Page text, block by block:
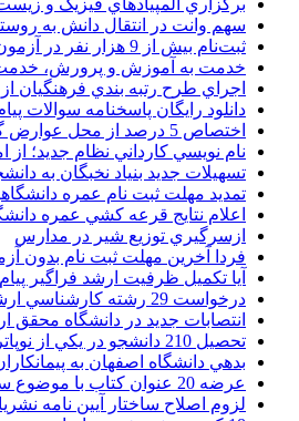
سهم وانت در انتقال دانش به
ثبت‌نام بيش از 9 هزار نفر در آزمون کارداني فني و حرفه‌اي
خدمت به آموزش و پرورش،
اجراي طرح رتبه بندي فرهنگيان
دانلود رایگان پاسخنامه سوالات پیام
اختصاص 5 درصد از محل عوارض گاز مصرفي براي نوسازي مدارس
نام نويسي کارداني نظام جديد؛ از
تسهيلات جديد بنياد نخبگان به
تمديد مهلت ثبت نام عمره
اعلام نتايج قرعه کشي عمره
ازسرگيري توزيع شير در مدارس
فردا آخرین مهلت ثبت نام بدون
آیا تکمیل ظرفیت ارشد فراگیر
درخواست 29 رشته کارشناسي ارشد بررسي مي شود
انتصابات جديد در دانشگاه محقق
تحصيل 210 دانشجو در يکي از نوپاترين دانشکده‌هاي علوم پزشکي کشور
بدهي دانشگاه اصفهان به
عرضه 20 عنوان کتاب با موضوع سبک زندگي به دانشگاه‌ها
لزوم اصلاح ساختار آيين نامه